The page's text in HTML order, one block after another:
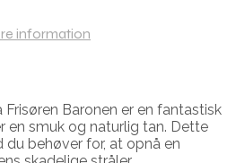
information
Baronen er en fantastisk
en smuk og naturlig tan. Dette
behøver for, at opnå en